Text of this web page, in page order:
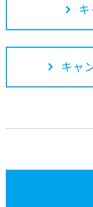
キャ